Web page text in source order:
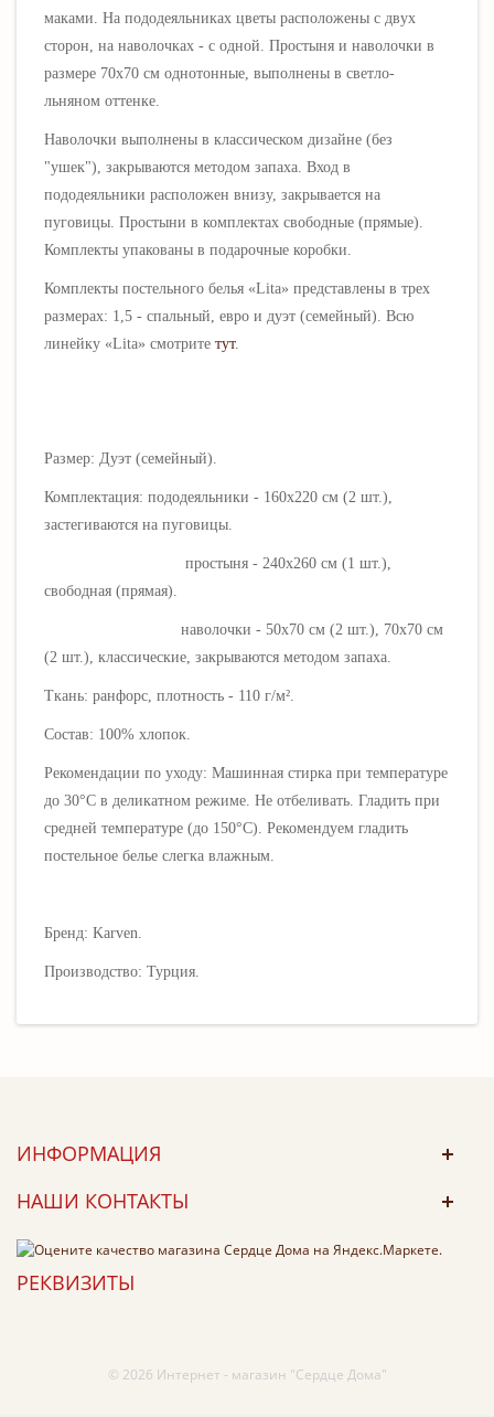
маками. На пододеяльниках цветы расположены с двух
сторон, на наволочках - с одной. Простыня и наволочки в
размере 70х70 см однотонные, выполнены в светло-
льняном оттенке.
Наволочки выполнены в классическом дизайне (без
"ушек"), закрываются методом запаха. Вход в
пододеяльники расположен внизу, закрывается на
пуговицы. Простыни в комплектах свободные (прямые).
Комплекты упакованы в подарочные коробки.
Комплекты постельного белья «Lita» представлены в трех
размерах: 1,5 - спальный, евро и дуэт (семейный). Всю
линейку «Lita» смотрите тут.
Размер: Дуэт (семейный).
Комплектация: пододеяльники - 160х220 см (2 шт.),
застегиваются на пуговицы.
простыня - 240х260 см (1 шт.),
свободная (прямая).
наволочки - 50х70 см (2 шт.), 70х70 см
(2 шт.), классические, закрываются методом запаха.
Ткань: ранфорс, плотность - 110 г/м².
Состав: 100% хлопок.
Рекомендации по уходу: Машинная стирка при температуре
до 30°C в деликатном режиме. Не отбеливать. Гладить при
средней температуре (до 150°C). Рекомендуем гладить
постельное белье слегка влажным.
Бренд: Karven.
Производство: Турция.
ИНФОРМАЦИЯ
НАШИ КОНТАКТЫ
РЕКВИЗИТЫ
© 2026 Интернет - магазин "Сердце Дома"